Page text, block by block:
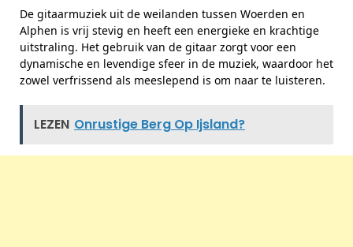
De gitaarmuziek uit de weilanden tussen Woerden en
Alphen is vrij stevig en heeft een energieke en krachtige
uitstraling. Het gebruik van de gitaar zorgt voor een
dynamische en levendige sfeer in de muziek, waardoor het
zowel verfrissend als meeslepend is om naar te luisteren.
LEZEN Onrustige Berg Op Ijsland?